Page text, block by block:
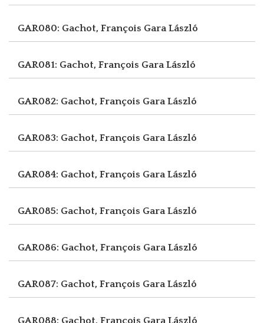
GAR080: Gachot, François Gara László
GAR081: Gachot, François Gara László
GAR082: Gachot, François Gara László
GAR083: Gachot, François Gara László
GAR084: Gachot, François Gara László
GAR085: Gachot, François Gara László
GAR086: Gachot, François Gara László
GAR087: Gachot, François Gara László
GAR088: Gachot, François Gara László